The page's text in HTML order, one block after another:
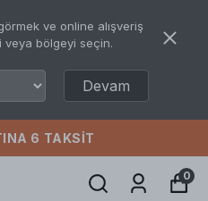
ve online alışveriş
veya bölgeyi seçin.
Devam
6 TAKSIT
0